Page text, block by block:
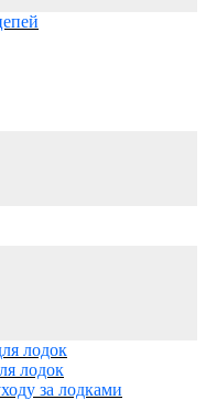
лодок
лодок
за лодками